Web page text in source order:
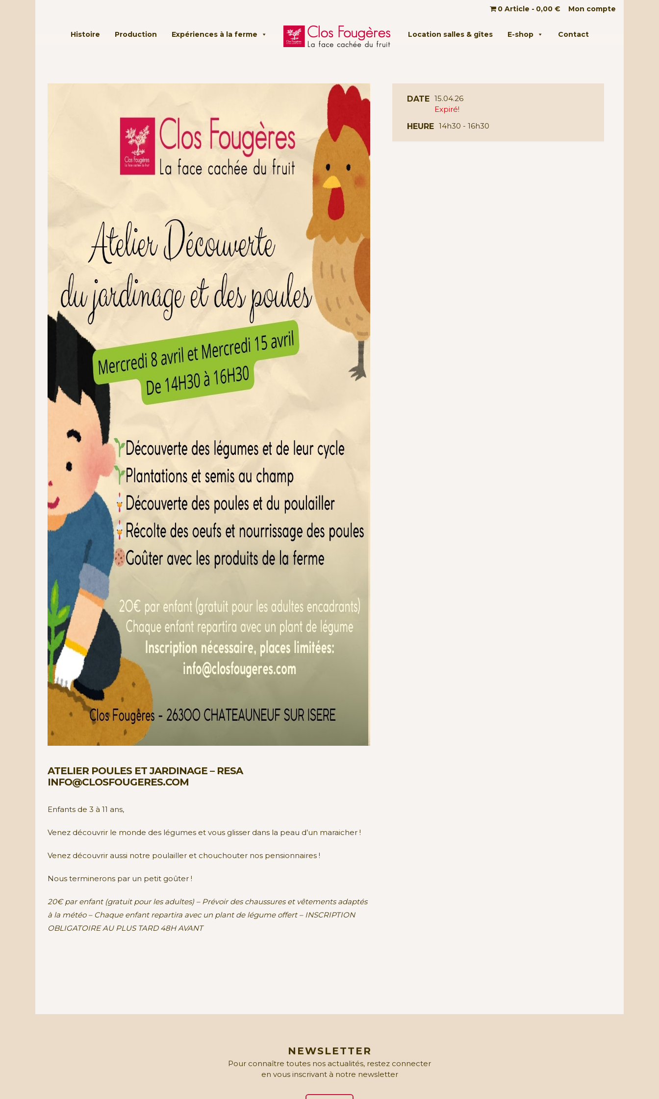
Mon compte
0 Article 0,00 €
Histoire Production Expériences à la ferme Location salles & gîtes E-shop Contact
ATELIER POULES ET JARDINAGE – RESA
INFO@CLOSFOUGERES.COM
Enfants de 3 à 11 ans,
Venez découvrir le monde des légumes et vous glisser dans la peau d’un maraicher !
Venez découvrir aussi notre poulailler et chouchouter nos pensionnaires !
Nous terminerons par un petit goûter !
20€ par enfant (gratuit pour les adultes) – Prévoir des chaussures et vêtements adaptés
à la météo – Chaque enfant repartira avec un plant de légume offert – INSCRIPTION
OBLIGATOIRE AU PLUS TARD 48H AVANT
DATE 15.04.26
Expiré!
HEURE 14h30 - 16h30
NEWSLETTER
Pour connaître toutes nos actualités, restez connecter
en vous inscrivant à notre newsletter